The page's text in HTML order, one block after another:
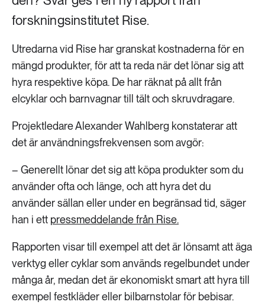
forskningsinstitutet Rise.
Utredarna vid Rise har granskat kostnaderna för en
mängd produkter, för att ta reda när det lönar sig att
hyra respektive köpa. De har räknat på allt från
elcyklar och barnvagnar till tält och skruvdragare.
Projektledare Alexander Wahlberg konstaterar att
det är användningsfrekvensen som avgör:
– Generellt lönar det sig att köpa produkter som du
använder ofta och länge, och att hyra det du
använder sällan eller under en begränsad tid, säger
han i ett pressmeddelande från Rise.
Rapporten visar till exempel att det är lönsamt att äga
verktyg eller cyklar som används regelbundet under
många år, medan det är ekonomiskt smart att hyra till
exempel festkläder eller bilbarnstolar för bebisar.